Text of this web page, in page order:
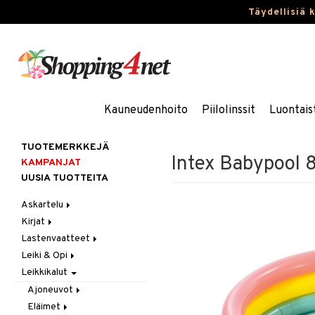
Täydellisiä
Kauneudenhoito Piilolinssit
Intex Babypool
TUOTEMERKKEJÄ
KAMPANJAT
UUSIA TUOTTEITA
Askartelu
Askartelumateriaalit
Askartelusetti
Helmet
Koulutarvikkeet
Muovailuvaha
Piirrä ja maalaa
Kirjat
Askartelukirjat
Maalauskirjat
Päiväkirjat
Lastenvaatteet
Alaosat
Leggingsit
Alusvaatteet & Sukat
Kengät
Mekot
Leiki & Opi
Opetuslelut
Oppimispelit
Soittimet
Leikkikalut
Ajoneuvot
Autoradat
Eläimet